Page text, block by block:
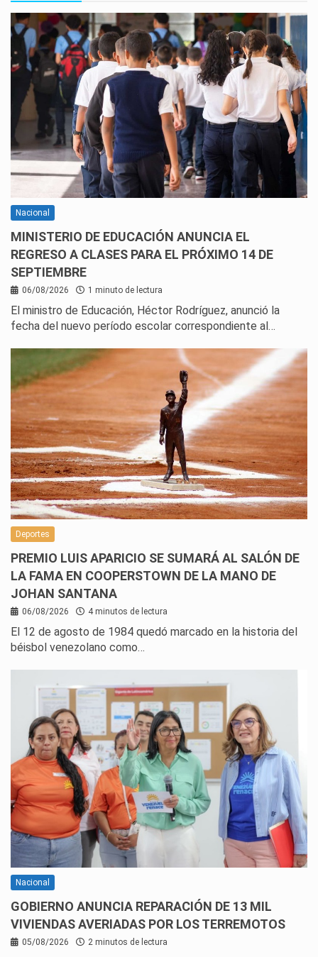
Nacional
MINISTERIO DE EDUCACIÓN ANUNCIA EL
REGRESO A CLASES PARA EL PRÓXIMO 14 DE
SEPTIEMBRE
06/08/2026 1 minuto de lectura
El ministro de Educación, Héctor Rodríguez, anunció la
fecha del nuevo período escolar correspondiente al…
Deportes
PREMIO LUIS APARICIO SE SUMARÁ AL SALÓN DE
LA FAMA EN COOPERSTOWN DE LA MANO DE
JOHAN SANTANA
06/08/2026 4 minutos de lectura
El 12 de agosto de 1984 quedó marcado en la historia del
béisbol venezolano como…
Nacional
GOBIERNO ANUNCIA REPARACIÓN DE 13 MIL
VIVIENDAS AVERIADAS POR LOS TERREMOTOS
05/08/2026 2 minutos de lectura